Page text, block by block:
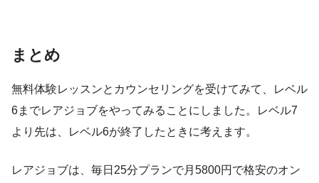
まとめ
無料体験レッスンとカウンセリングを受けてみて、レベル
6までレアジョブをやってみることにしました。レベル7
より先は、レベル6が終了したときに考えます。
レアジョブは、毎日25分プランで月5800円で格安のオン